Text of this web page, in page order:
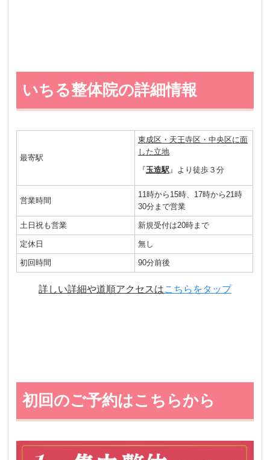
いちる整体院の詳細情報
最寄駅
東成区・天王寺区・中央区に面
した立地
『玉造駅』より徒歩３分
営業時間
11時から15時、17時から21時
30分まで営業
土日祝も営業 新規受付は20時まで
定休日 無し
初回時間 90分前後
詳しい詳細や道順アクセスはこちらをタップ
初回のご予約はこちらから